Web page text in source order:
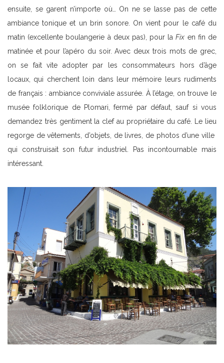
ensuite, se garent n’importe où… On ne se lasse pas de cette
ambiance tonique et un brin sonore. On vient pour le café du
matin (excellente boulangerie à deux pas), pour laFix en fin de
matinée et pour l’apéro du soir. Avec deux trois mots de grec,
on se fait vite adopter par les consommateurs hors d’âge
locaux, qui cherchent loin dans leur mémoire leurs rudiments
de français : ambiance conviviale assurée. À l’étage, on trouve le
musée folklorique de Plomari, fermé par défaut, sauf si vous
demandez très gentiment la clef au propriétaire du café. Le lieu
regorge de vêtements, d’objets, de livres, de photos d’une ville
qui construisait son futur industriel. Pas incontournable mais
intéressant.